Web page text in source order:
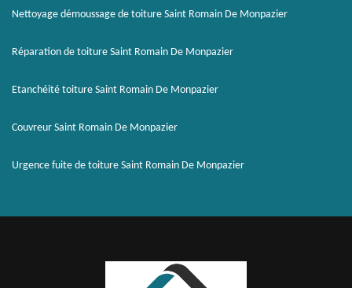
Nettoyage démoussage de toiture Saint Romain De Monpazier
Réparation de toiture Saint Romain De Monpazier
Etanchéité toiture Saint Romain De Monpazier
Couvreur Saint Romain De Monpazier
Urgence fuite de toiture Saint Romain De Monpazier